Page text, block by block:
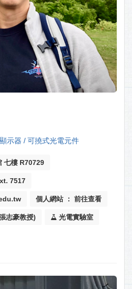
示器 / 可撓式光電元件
七樓 R70729
7517
個人網站 ： 前往查看
志豪教授) 光電實驗室